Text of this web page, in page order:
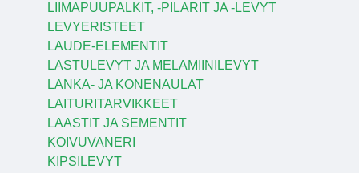
LIIMAPUUPALKIT, -PILARIT JA -LEVYT
LEVYERISTEET
LAUDE-ELEMENTIT
LASTULEVYT JA MELAMIINILEVYT
LANKA- JA KONENAULAT
LAITURITARVIKKEET
LAASTIT JA SEMENTIT
KOIVUVANERI
KIPSILEVYT